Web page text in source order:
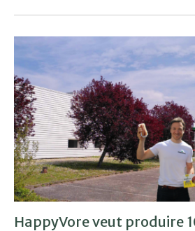
HappyVore veut produire